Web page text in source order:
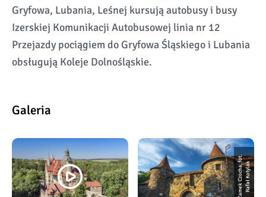
Gryfowa, Lubania, Leśnej kursują autobusy i busy
Izerskiej Komunikacji Autobusowej linia nr 12
Przejazdy pociągiem do Gryfowa Śląskiego i Lubania
obsługują Koleje Dolnośląskie.
Galeria
Z
a
m
e
k
C
z
o
c
h
a,f
o
t.
R
a
f
a
ł
K
o
t
y
l
ak